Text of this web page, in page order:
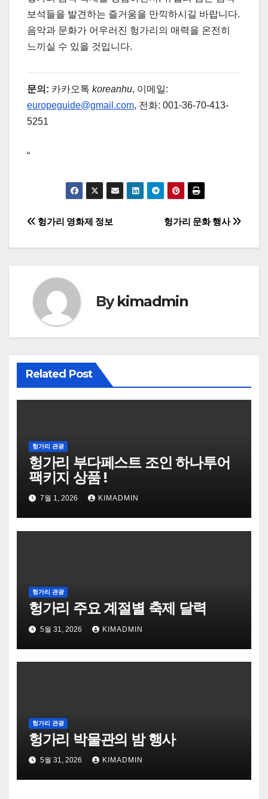
보석들을 발견하는 즐거움을 만끽하시길 바랍니다.
음악과 문화가 어우러진 헝가리의 매력을 온전히
느끼실 수 있을 것입니다.
문의: 카카오톡 koreanhu, 이메일:
europeguide@gmail.com, 전화: 001-36-70-413-
5251
“
글
탐
헝가리 문화 행사
헝가리 영화제 정보
Bykimadmin
Related Post
헝가리 관광
헝가리 부다페스트 조인 하나투어
팩키지 상품 !
7월 1, 2026 KIMADMIN
헝가리 관광
헝가리 주요 계절별 축제 달력
5월 31, 2026 KIMADMIN
헝가리 관광
헝가리 박물관의 밤 행사
5월 31, 2026 KIMADMIN